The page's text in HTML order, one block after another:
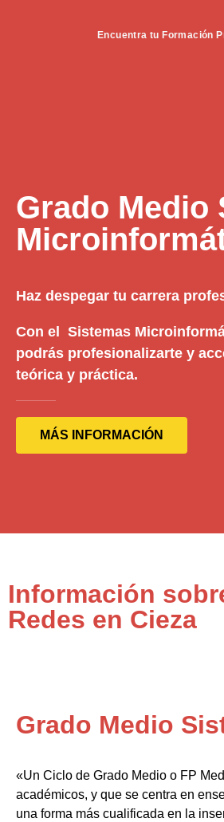
Encuentra tu Formación
Grado Medio
Haz despegar tu carrera
Con el Sistemas
podrás profesionalizarte y
teórica y práctica.
MÁS INFORMACIÓN
Información
Redes en Cieza
Grado Medio
«Un Ciclo de Grado Medio o FP
académicos, y que se centra en
una forma más cualificada en la